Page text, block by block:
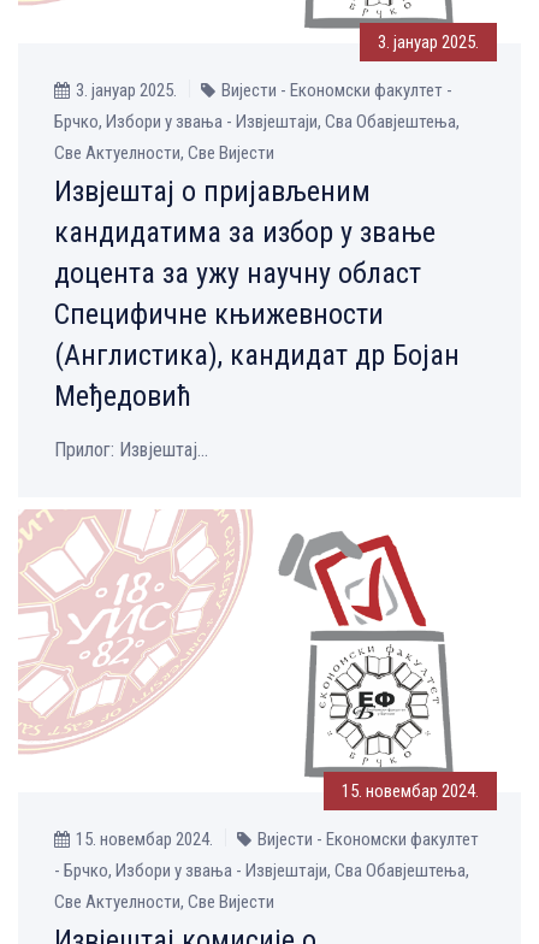
3. јануар 2025.
3. јануар 2025.
Вијести - Економски факултет -
Брчко, Избори у звања - Извјештаји, Сва Обавјештења,
Све Aктуелности, Све Вијести
Извјештај о пријављеним
кандидатима за избор у звање
доцента за ужу научну област
Специфичне књижевности
(Англистика), кандидат др Бојан
Међедовић
Прилог: Извјештај...
15. новембар 2024.
15. новембар 2024.
Вијести - Економски факултет
- Брчко, Избори у звања - Извјештаји, Сва Обавјештења,
Све Aктуелности, Све Вијести